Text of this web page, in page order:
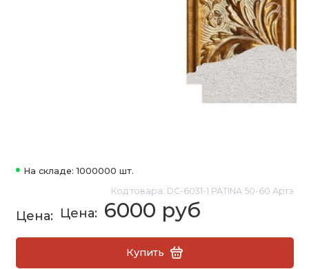
На складе: 1000000 шт.
Код товара: DC-6031-1 PATINA 50-60 Артэ
6000 руб
Купить